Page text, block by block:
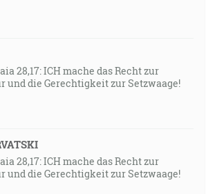
28,17: ICH mache das Recht zur
und die Gerechtigkeit zur Setzwaage!
28,17: ICH mache das Recht zur
und die Gerechtigkeit zur Setzwaage!